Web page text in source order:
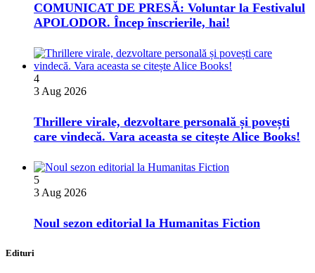
COMUNICAT DE PRESĂ: Voluntar la Festivalul
APOLODOR. Încep înscrierile, hai!
4
3 Aug 2026
Thrillere virale, dezvoltare personală și povești
care vindecă. Vara aceasta se citește Alice Books!
5
3 Aug 2026
​Noul sezon editorial la Humanitas Fiction
Edituri